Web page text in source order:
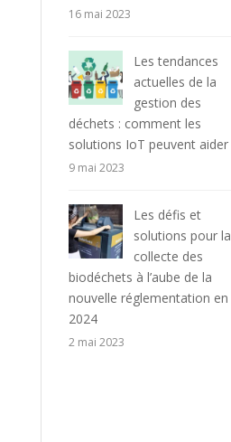
16 mai 2023
Les tendances
actuelles de la
gestion des
déchets : comment les
solutions IoT peuvent aider
9 mai 2023
Les défis et
solutions pour la
collecte des
biodéchets à l’aube de la
nouvelle réglementation en
2024
2 mai 2023